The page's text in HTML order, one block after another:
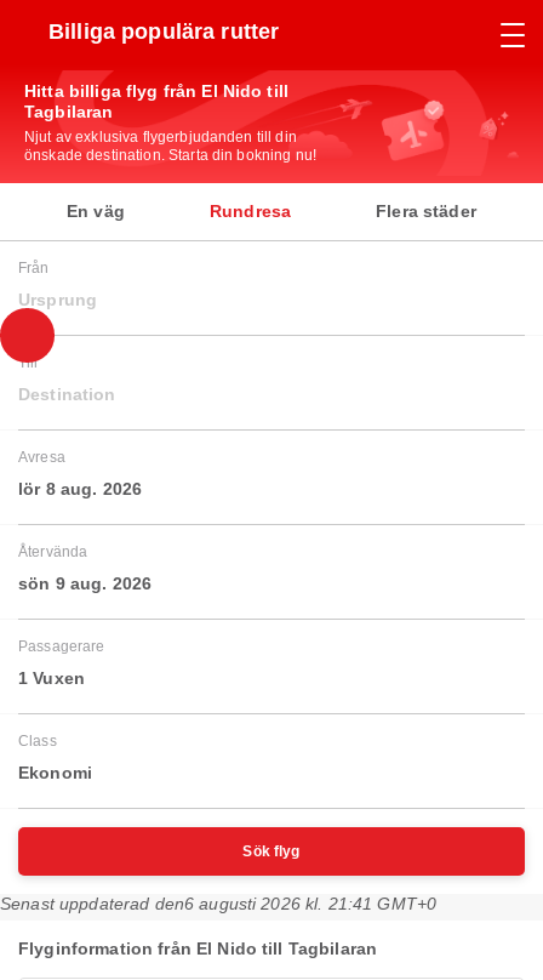
Billiga populära rutter
Hitta billiga flyg från El Nido till
Tagbilaran
Njut av exklusiva flygerbjudanden till din
önskade destination. Starta din bokning nu!
En väg Rundresa Flera städer
Från
Ursprung
Till
Destination
Avresa
lör 8 aug. 2026
Återvända
sön 9 aug. 2026
Passagerare
1 Vuxen
Class
Ekonomi
Sök flyg
Senast uppdaterad den6 augusti 2026 kl. 21:41 GMT+0
Flyginformation från El Nido till Tagbilaran